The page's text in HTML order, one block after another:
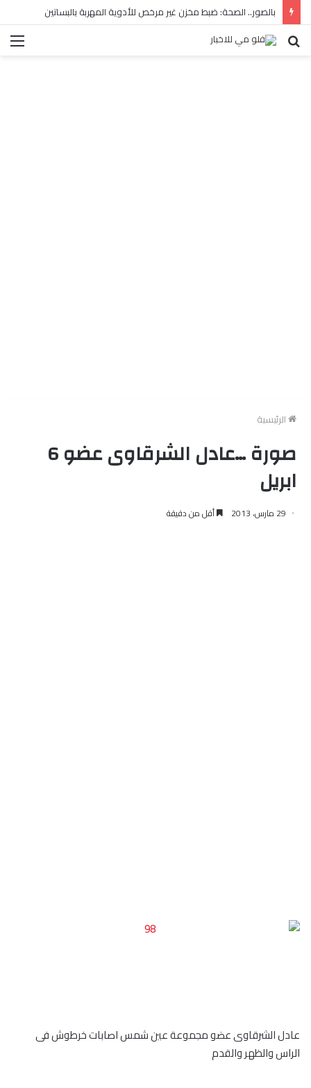
بالصور.. الصحة: ضبط مخزن غير مرخص للأدوية المهربة بالبساتين
بحث
الرئيسية
صورة …عادل الشرقاوى عضو 6
ابريل
29 مارس، 2013 أقل من دقيقة
عادل الشرقاوى عضو مجموعة عين شمس اصابات خرطوش فى
الراس والظهر والقدم